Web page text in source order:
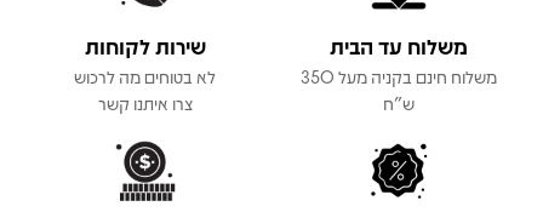
משלוח עד הבית
משלוח חינם בקניה מעל 350
ש"ח
שירות לקוחות
לא בטוחים מה לרכוש
צרו איתנו קשר